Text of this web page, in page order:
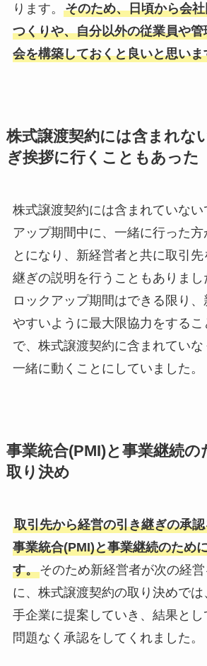
ります。 そのため、日頃から会
つくりや、自分以外の従業員や
会を構築しておくと良いと思いま
株式譲渡契約には含まれな
ぎ挨拶に行くこともあった
株式譲渡契約には含まれていない
アップ期間中に、一緒に行った方
とになり、新経営者と共に取引先
継ぎの説明を行うこともありまし
ロックアップ期間はできる限り、
やすいように最大限協力をする
で、株式譲渡契約に含まれてい
一緒に動くことにしていました。
事業統合(PMI)と事業継続の
取り決め
取引先から経営の引き継ぎの承
事業統合(PMI)と事業継続のため
す。そのため新経営者が次の経
に、株式譲渡契約の取り決めで
手企業に提案していき、結果とし
問題なく承認をしてくれました。